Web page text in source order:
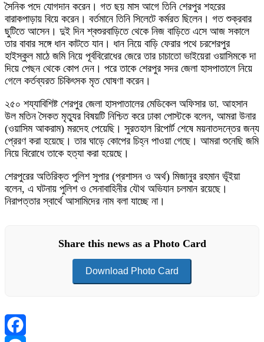
সৈনিক পদে যোগদান করেন। গত ছয় মাস আগে তিনি শেরপুর শহরের
বারাকপাড়ায় বিয়ে করেন। বর্তমানে তিনি সিলেটে কর্মরত ছিলেন। গত শুক্রবার
ছুটিতে আসেন। দুই দিন শ্বশুরবাড়িতে থেকে নিজ বাড়িতে এসে আজ সকালে
তার বাবার সঙ্গে ধান কাটতে যান। ধান নিয়ে বাড়ি ফেরার পথে চরশেরপুর
হাইস্কুল মাঠে জমি নিয়ে পূর্ববিরোধের জেরে তার চাচাতো ভাইয়েরা ওয়াসিমকে দা
দিয়ে পেছন থেকে কোপ দেন। পরে তাকে শেরপুর সদর জেলা হাসপাতালে নিয়ে
গেলে কর্তব্যরত চিকিৎসক মৃত ঘোষণা করেন।
২৫০ শয্যাবিশিষ্ট শেরপুর জেলা হাসপাতালের মেডিকেল অফিসার ডা. আহসান
উল মতিন সৈকত মৃত্যুর বিষয়টি নিশ্চিত করে ঢাকা পোস্টকে বলেন, আমরা উনার
(ওয়াসিম আকরাম) মরদেহ পেয়েছি। সুরতহাল রিপোর্ট শেষে ময়নাতদন্তের জন্য
প্রেরণ করা হয়েছে। তার ঘাড়ে কোপের চিহ্ন পাওয়া গেছে। আমরা শুনেছি জমি
নিয়ে বিরোধে তাকে হত্যা করা হয়েছে।
শেরপুরের অতিরিক্ত পুলিশ সুপার (প্রশাসন ও অর্থ) মিজানুর রহমান ভূঁইয়া
বলেন, এ ঘটনায় পুলিশ ও সেনাবাহিনীর যৌথ অভিযান চলমান রয়েছে।
নিরাপত্তার স্বার্থে আসামিদের নাম বলা যাচ্ছে না।
Share this news as a Photo Card
Download Photo Card